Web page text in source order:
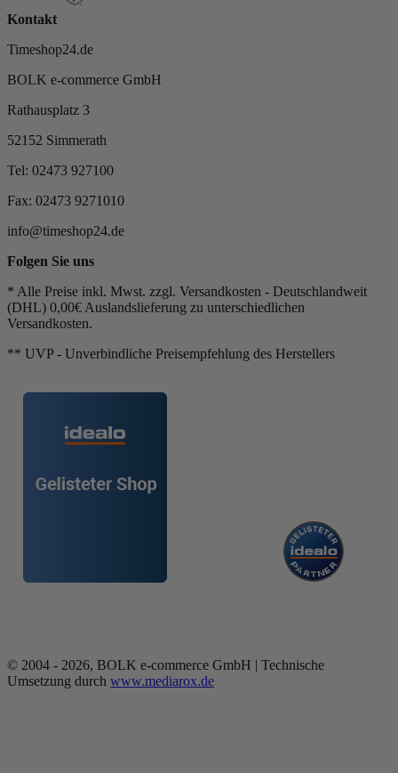
Kontakt
Timeshop24.de
BOLK e-commerce GmbH
Rathausplatz 3
52152 Simmerath
Tel: 02473 927100
Fax: 02473 9271010
info@timeshop24.de
Folgen Sie uns
* Alle Preise inkl. Mwst. zzgl. Versandkosten - Deutschlandweit
(DHL) 0,00€ Auslandslieferung zu unterschiedlichen
Versandkosten.
** UVP - Unverbindliche Preisempfehlung des Herstellers
© 2004 - 2026, BOLK e-commerce GmbH | Technische
Umsetzung durch www.mediarox.de